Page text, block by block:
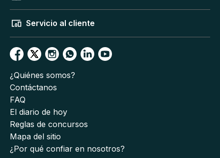
Servicio al cliente
¿Quiénes somos?
Contáctanos
FAQ
El diario de hoy
Reglas de concursos
Mapa del sitio
¿Por qué confiar en nosotros?